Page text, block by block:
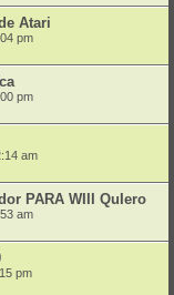
Atari
pm
pm
am
PARA WIII QuIero
am
pm